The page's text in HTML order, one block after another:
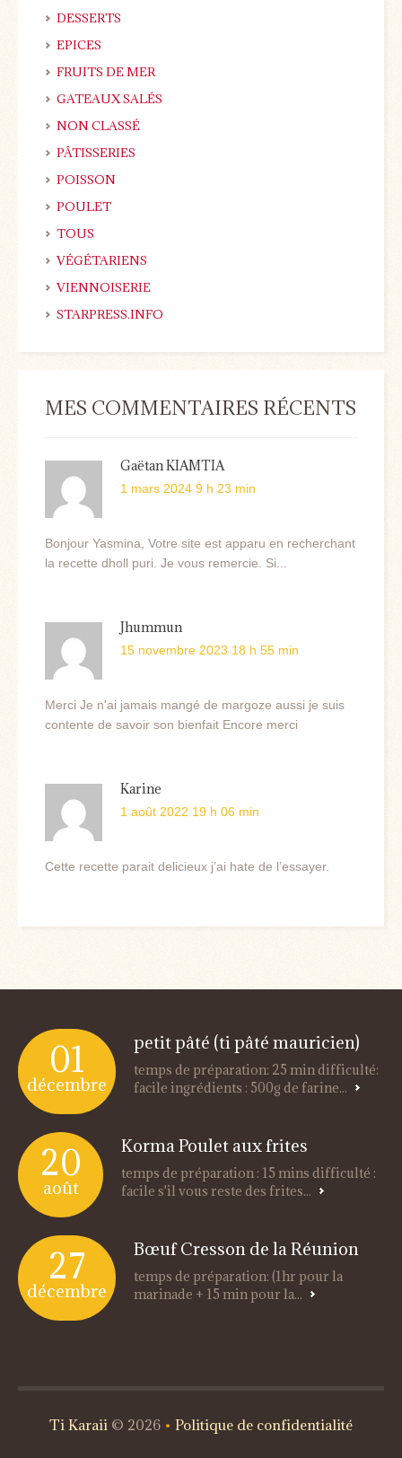
DESSERTS
EPICES
FRUITS DE MER
GATEAUX SALÉS
NON CLASSÉ
PÂTISSERIES
POISSON
POULET
TOUS
VÉGÉTARIENS
VIENNOISERIE
STARPRESS.INFO
MES COMMENTAIRES RÉCENTS
Gaëtan KIAMTIA
1 mars 2024 9 h 23 min
Bonjour Yasmina, Votre site est apparu en recherchant
la recette dholl puri. Je vous remercie. Si...
Jhummun
15 novembre 2023 18 h 55 min
Merci Je n'ai jamais mangé de margoze aussi je suis
contente de savoir son bienfait Encore merci
Karine
1 août 2022 19 h 06 min
Cette recette parait delicieux j’ai hate de l’essayer.
01
décembre
petit pâté (ti pâté mauricien)
temps de préparation: 25 min difficulté:
facile ingrédients : 500g de farine...
20
août
Korma Poulet aux frites
temps de préparation : 15 mins difficulté :
facile s'il vous reste des frites...
27
décembre
Bœuf Cresson de la Réunion
temps de préparation: (1hr pour la
marinade + 15 min pour la...
Ti Karaii © 2026 • Politique de confidentialité